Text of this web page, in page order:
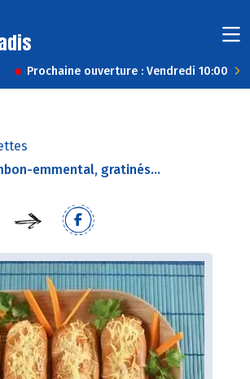
Prochaine ouverture : Vendredi 10:00
emmental, gratinés...